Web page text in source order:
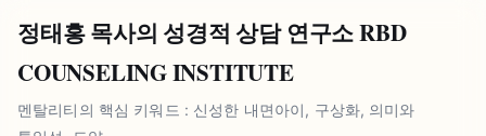
정태홍 목사의 성경적 상담 연구소 RBD
COUNSELING INSTITUTE
멘탈리티의 핵심 키워드 : 신성한 내면아이, 구상화, 의미와